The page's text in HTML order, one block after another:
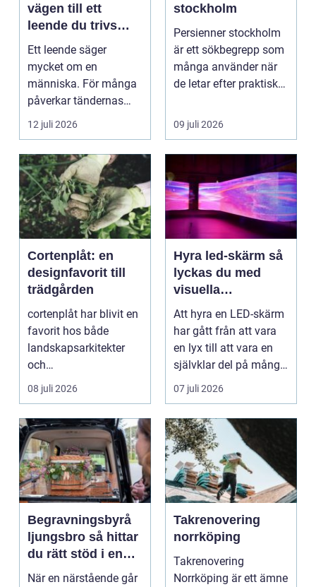
vägen till ett
leende du trivs
med
Ett leende säger
mycket om en
människa. För många
påverkar tändernas
utseende både
självförtroendet ...
12 juli 2026
stockholm
Persienner stockholm
är ett sökbegrepp som
många använder när
de letar efter praktiska
09 juli 2026
Cortenplåt: en
designfavorit till
trädgården
cortenplåt har blivit en
favorit hos både
landskapsarkitekter
och
trädgårdsentusiaster.
Det är ett m...
08 juli 2026
Hyra led-skärm så
lyckas du med
visuella
upplevelser på
event
Att hyra en LED-skärm
har gått från att vara
en lyx till att vara en
självklar del på många
event, m...
07 juli 2026
Begravningsbyrå
ljungsbro så hittar
du rätt stöd i en
svår tid
När en närstående går
Takrenovering
norrköping
Takrenovering
Norrköping är ett ämne